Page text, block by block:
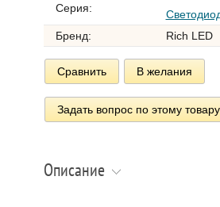
Серия:
Бренд:
Rich LED
Сравнить В желания
Задать вопрос по этому товару
Описание